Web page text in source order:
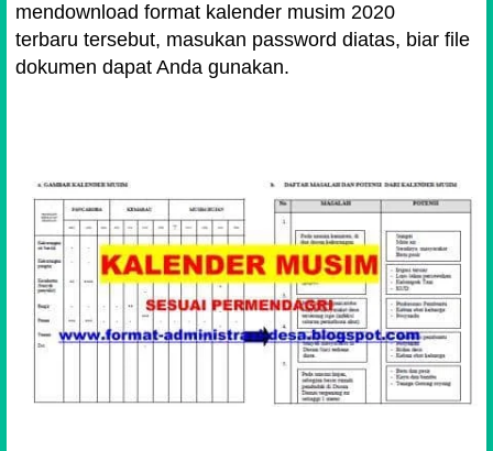
mendownload format kalender musim 2020
terbaru tersebut, masukan password diatas, biar file
dokumen dapat Anda gunakan.